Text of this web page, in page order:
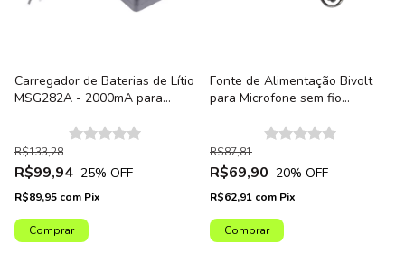
Carregador de Baterias de Lítio
MSG282A - 2000mA para
R$99,94
R$133,28
25% OFF
R$89,95 com Pix
Fonte de Alimentação Bivolt
para Microfone sem fio
R$69,90
R$87,81
20% OFF
R$62,91 com Pix